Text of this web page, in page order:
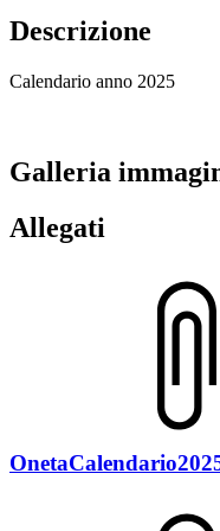
Descrizione
Calendario anno 2025
Galleria
Allegati